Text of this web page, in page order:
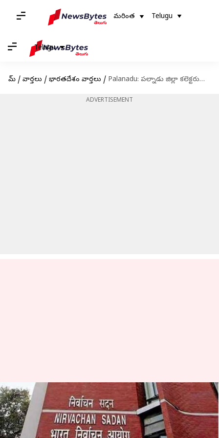
మరింత Telugu
Telugu
హోమ్ / వార్తలు / భారతదేశం వార్తలు / Palanadu: పల్నాడు జిల్లా కలెక్టరుగా లత్కర్ శ్రీకేష్ బాలాజీ.. ఈరోజే బాధ్యతలు చేపట్టాలన్న ఈసీ
ADVERTISEMENT
Palanadu: పల్నాడు జిల్లా కలెక్టరుగా
లత్కర్ శ్రీకేష్ బాలాజీ.. ఈరోజే
బాధ్యతలు చేపట్టాలన్న ఈసీ